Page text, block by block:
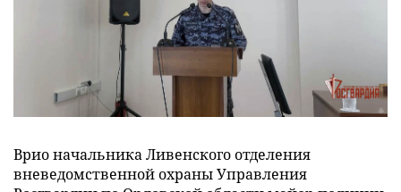
Врио начальника Ливенского отделения
вневедомственной охраны Управления